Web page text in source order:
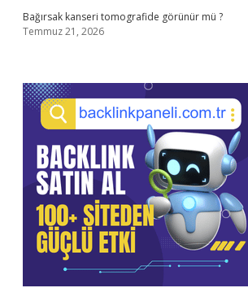
Bağırsak kanseri tomografide görünür mü ?
Temmuz 21, 2026